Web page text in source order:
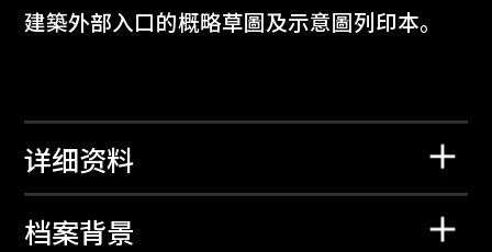
建築外部入口的概略草圖及示意圖列印本。
详细资料
档案背景